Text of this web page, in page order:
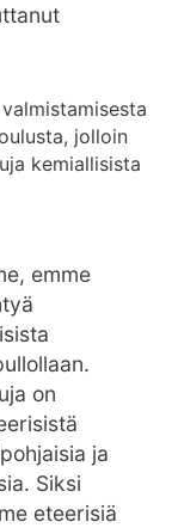
jolloin
kemiallisista
emme
on
ja
Siksi
eteerisiä